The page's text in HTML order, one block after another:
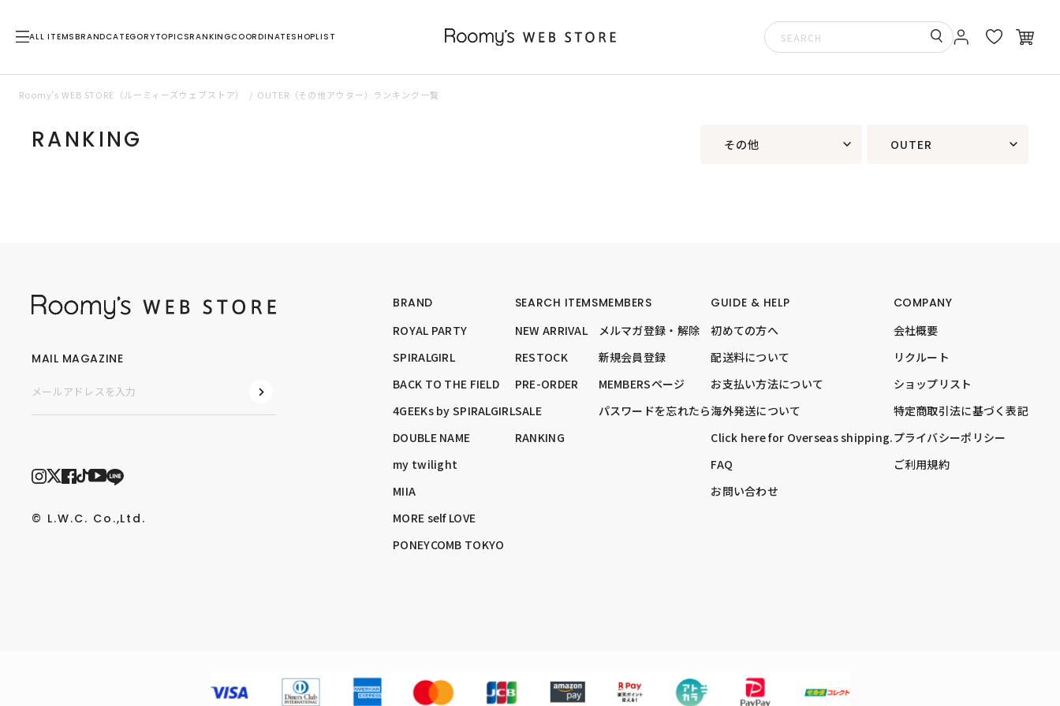
ALL ITEMSBRANDCATEGORYTOPICSRANKINGCOORDINATESHOPLIST
Roomy’s WEB STORE（ルーミィーズウェブストア） OUTER（その他アウター）ランキング一覧
RANKING その他 OUTER
BRAND
ROYAL PARTY
SPIRALGIRL
BACK TO THE FIELD
4GEEKs by SPIRALGIRL
DOUBLE NAME
my twilight
MIIA
MORE self LOVE
PONEYCOMB TOKYO
SEARCH ITEMS
NEW ARRIVAL
RESTOCK
PRE-ORDER
SALE
RANKING
MEMBERS
メルマガ登録・解除
新規会員登録
MEMBERSページ
パスワードを忘れたら
GUIDE & HELP
初めての方へ
配送料について
お支払い方法について
海外発送について
Click here for Overseas shipping.
FAQ
お問い合わせ
COMPANY
会社概要
リクルート
ショップリスト
特定商取引法に基づく表記
プライバシーポリシー
ご利用規約
MAIL MAGAZINE
© L.W.C. Co.,Ltd.